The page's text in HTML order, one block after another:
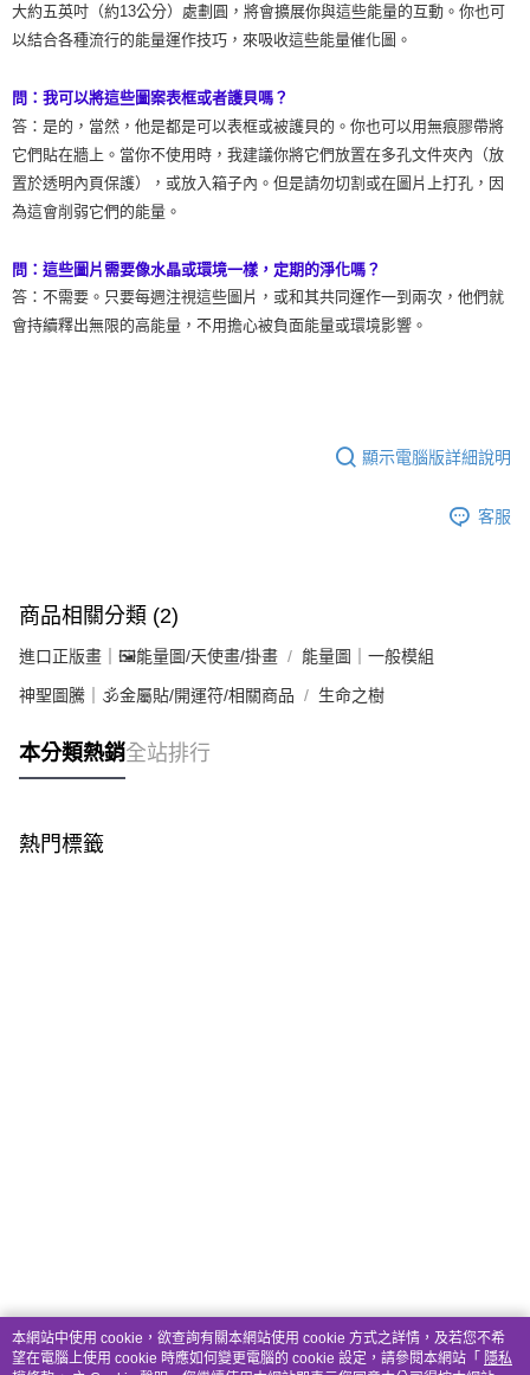
大約五英吋（約13公分）處劃圓，將會擴展你與這些能量的互動。你也可
以結合各種流行的能量運作技巧，來吸收這些能量催化圖。
問：我可以將這些圖案表框或者護貝嗎？
答：是的，當然，他是都是可以表框或被護貝的。你也可以用無痕膠帶將
它們貼在牆上。當你不使用時，我建議你將它們放置在多孔文件夾內（放
置於透明內頁保護），或放入箱子內。但是請勿切割或在圖片上打孔，因
為這會削弱它們的能量。
問：這些圖片需要像水晶或環境一樣，定期的淨化嗎？
答：不需要。只要每週注視這些圖片，或和其共同運作一到兩次，他們就
會持續釋出無限的高能量，不用擔心被負面能量或環境影響。
顯示電腦版詳細說明
客服
商品相關分類 (2)
進口正版畫｜🖼️能量圖/天使畫/掛畫 能量圖｜一般模組
神聖圖騰｜🕉金屬貼/開運符/相關商品 生命之樹
本分類熱銷全站排行
熱門標籤
本網站中使用 cookie，欲查詢有關本網站使用 cookie 方式之詳情，及若您不希
望在電腦上使用 cookie 時應如何變更電腦的 cookie 設定，請參閱本網站「 隱私